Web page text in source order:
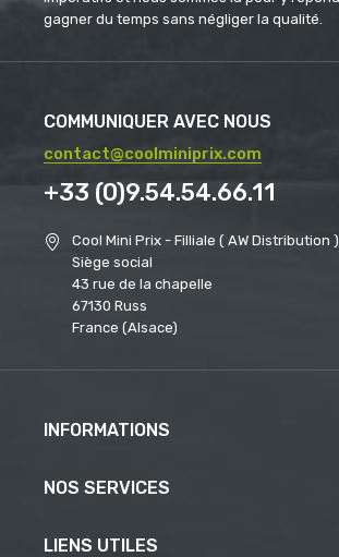
gagner du temps sans négliger la qualité.
COMMUNIQUER AVEC NOUS
contact@coolminiprix.com
+33 (0)9.54.54.66.11
Cool Mini Prix - Filliale ( AW Distribution )
Siège social
43 rue de la chapelle
67130 Russ
France (Alsace)
INFORMATIONS
NOS SERVICES
LIENS UTILES